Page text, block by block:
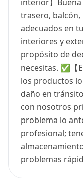
trasero, balcón,
adecuados en
interiores y
propósito de
necesitas. ✅【
los productos
daño en
con nosotros
problema lo
profesional;
problemas